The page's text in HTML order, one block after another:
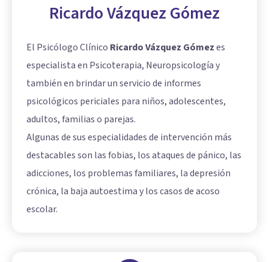
Ricardo Vázquez Gómez
El Psicólogo Clínico Ricardo Vázquez Gómezes
especialista en Psicoterapia, Neuropsicología y
también en brindar un servicio de informes
psicológicos periciales para niños, adolescentes,
adultos, familias o parejas.
Algunas de sus especialidades de intervención más
destacables son las fobias, los ataques de pánico, las
adicciones, los problemas familiares, la depresión
crónica, la baja autoestima y los casos de acoso
escolar.